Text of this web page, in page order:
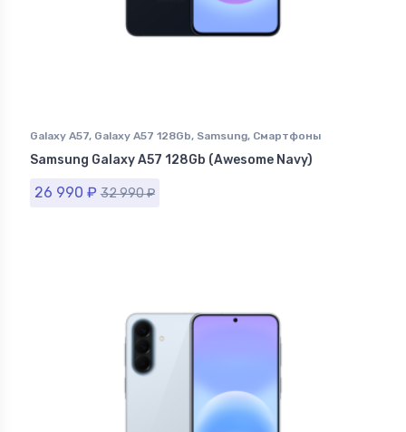
Galaxy A57, Galaxy A57 128Gb, Samsung, Смартфоны
Samsung в Ставрополе
Samsung Galaxy A57 128Gb (Awesome Navy)
26 990 ₽ 32 990₽